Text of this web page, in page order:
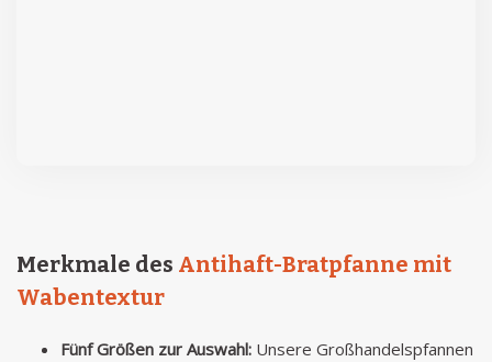
Merkmale des Antihaft-Bratpfanne mit
Wabentextur
Fünf Größen zur Auswahl: Unsere Großhandelspfannen